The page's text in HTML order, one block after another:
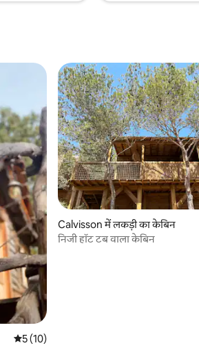
औसत रेटिंग 5 में से 5, 10 समीक्षाएँ
5 (10)
Calvisson में लकड़ी का केबिन
निजी हॉट टब वाला केबिन